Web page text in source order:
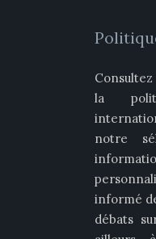
la
notre
informé
débats